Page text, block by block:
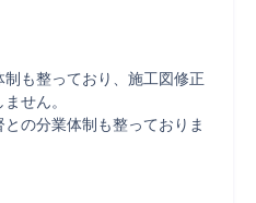
制も整っており、施工図修正
せん。
の分業体制も整っておりま